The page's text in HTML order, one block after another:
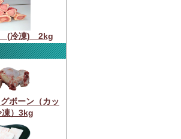
(冷凍) 2kg
ボーン（カッ
凍）3kg